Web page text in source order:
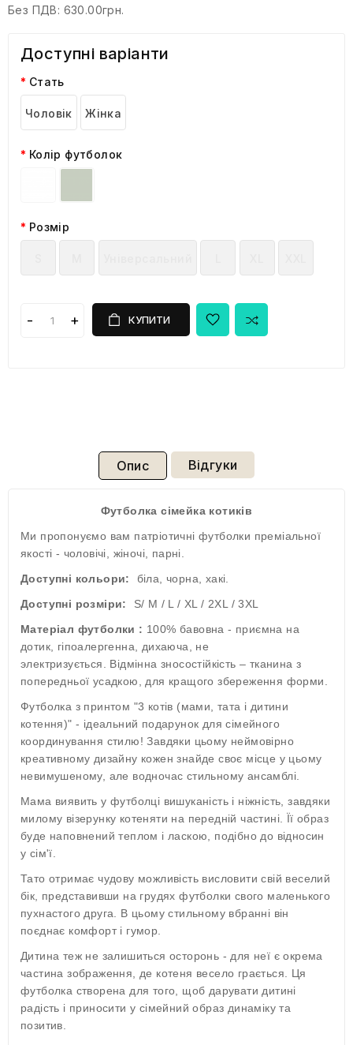
Без ПДВ: 630.00грн.
Доступні варіанти
Стать
Чоловік Жінка
Колір футболок
Розмір
КУПИТИ
Опис Відгуки
Футболка сімейка котиків
Ми пропонуємо вам патріотичні футболки преміальної
якості - чоловічі, жіночі, парні.
Доступні кольори:
біла, чорна, хакі.
Доступні розміри:
S/ M / L / XL / 2XL / 3XL
Матеріал футболки : 100% бавовна - приємна на
дотик, гіпоалергенна, дихаюча, не
электризується. Відмінна зносостійкість – тканина з
попередньої усадкою, для кращого збереження форми.
Футболка з принтом "3 котів (мами, тата і дитини
котення)" - ідеальний подарунок для сімейного
координування стилю! Завдяки цьому неймовірно
креативному дизайну кожен знайде своє місце у цьому
невимушеному, але водночас стильному ансамблі.
Мама виявить у футболці вишуканість і ніжність, завдяки
милому візерунку котеняти на передній частині. Її образ
буде наповнений теплом і ласкою, подібно до відносин
у сім'ї.
Тато отримає чудову можливість висловити свій веселий
бік, представивши на грудях футболки свого маленького
пухнастого друга. В цьому стильному вбранні він
поєднає комфорт і гумор.
Дитина теж не залишиться осторонь - для неї є окрема
частина зображення, де котеня весело грається. Ця
футболка створена для того, щоб дарувати дитині
радість і приносити у сімейний образ динаміку та
позитив.